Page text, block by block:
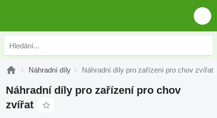
Náhradní díly Náhradní díly pro zařízení pro chov zvířat
Náhradní díly pro zařízení pro chov
zvířat